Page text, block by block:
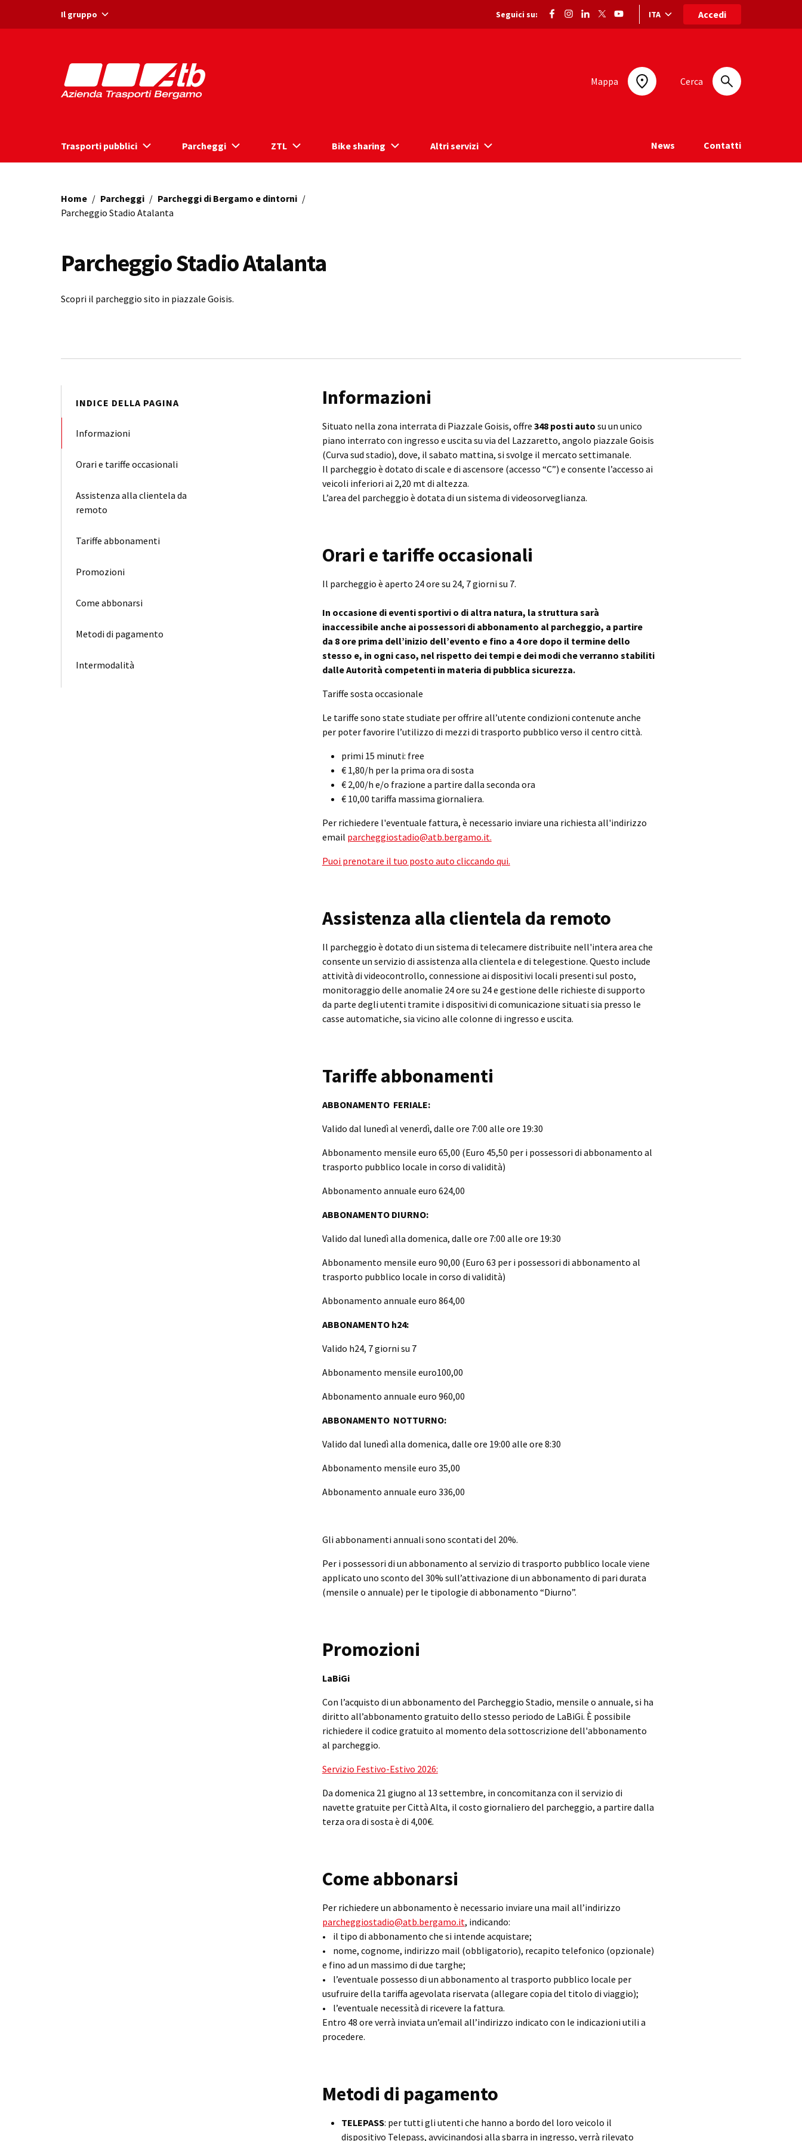
Il gruppo Seguici su: Selezione lingua: lingua selezionata
ITA Accedi
Mappa Cerca
Trasporti pubblici Parcheggi ZTL Bike sharing Altri servizi News Contatti
Home / Parcheggi / Parcheggi di Bergamo e dintorni /
Parcheggio Stadio Atalanta
Parcheggio Stadio Atalanta
Scopri il parcheggio sito in piazzale Goisis.
INDICE DELLA PAGINA
Informazioni
Orari e tariffe occasionali
Assistenza alla clientela da
remoto
Tariffe abbonamenti
Promozioni
Come abbonarsi
Metodi di pagamento
Intermodalità
Informazioni
Situato nella zona interrata di Piazzale Goisis, offre 348 posti auto su un unico
piano interrato con ingresso e uscita su via del Lazzaretto, angolo piazzale Goisis
(Curva sud stadio), dove, il sabato mattina, si svolge il mercato settimanale.
Il parcheggio è dotato di scale e di ascensore (accesso “C”) e consente l’accesso ai
veicoli inferiori ai 2,20 mt di altezza.
L’area del parcheggio è dotata di un sistema di videosorveglianza.
Orari e tariffe occasionali
Il parcheggio è aperto 24 ore su 24, 7 giorni su 7.
In occasione di eventi sportivi o di altra natura, la struttura sarà
inaccessibile anche ai possessori di abbonamento al parcheggio, a partire
da 8 ore prima dell’inizio dell’evento e fino a 4 ore dopo il termine dello
stesso e, in ogni caso, nel rispetto dei tempi e dei modi che verranno stabiliti
dalle Autorità competenti in materia di pubblica sicurezza.
Tariffe sosta occasionale
Le tariffe sono state studiate per offrire all’utente condizioni contenute anche
per poter favorire l’utilizzo di mezzi di trasporto pubblico verso il centro città.
primi 15 minuti: free
€ 1,80/h per la prima ora di sosta
€ 2,00/h e/o frazione a partire dalla seconda ora
€ 10,00 tariffa massima giornaliera.
Per richiedere l'eventuale fattura, è necessario inviare una richiesta all'indirizzo
email parcheggiostadio@atb.bergamo.it.
Puoi prenotare il tuo posto auto cliccando qui.
Assistenza alla clientela da remoto
Il parcheggio è dotato di un sistema di telecamere distribuite nell'intera area che
consente un servizio di assistenza alla clientela e di telegestione. Questo include
attività di videocontrollo, connessione ai dispositivi locali presenti sul posto,
monitoraggio delle anomalie 24 ore su 24 e gestione delle richieste di supporto
da parte degli utenti tramite i dispositivi di comunicazione situati sia presso le
casse automatiche, sia vicino alle colonne di ingresso e uscita.
Tariffe abbonamenti
ABBONAMENTO FERIALE:
Valido dal lunedì al venerdì, dalle ore 7:00 alle ore 19:30
Abbonamento mensile euro 65,00 (Euro 45,50 per i possessori di abbonamento al
trasporto pubblico locale in corso di validità)
Abbonamento annuale euro 624,00
ABBONAMENTO DIURNO:
Valido dal lunedì alla domenica, dalle ore 7:00 alle ore 19:30
Abbonamento mensile euro 90,00 (Euro 63 per i possessori di abbonamento al
trasporto pubblico locale in corso di validità)
Abbonamento annuale euro 864,00
ABBONAMENTO h24:
Valido h24, 7 giorni su 7
Abbonamento mensile euro100,00
Abbonamento annuale euro 960,00
ABBONAMENTO NOTTURNO:
Valido dal lunedì alla domenica, dalle ore 19:00 alle ore 8:30
Abbonamento mensile euro 35,00
Abbonamento annuale euro 336,00
Gli abbonamenti annuali sono scontati del 20%.
Per i possessori di un abbonamento al servizio di trasporto pubblico locale viene
applicato uno sconto del 30% sull’attivazione di un abbonamento di pari durata
(mensile o annuale) per le tipologie di abbonamento “Diurno”.
Promozioni
LaBiGi
Con l’acquisto di un abbonamento del Parcheggio Stadio, mensile o annuale, si ha
diritto all’abbonamento gratuito dello stesso periodo de LaBiGi. È possibile
richiedere il codice gratuito al momento dela sottoscrizione dell'abbonamento
al parcheggio.
Servizio Festivo-Estivo 2026:
Da domenica 21 giugno al 13 settembre, in concomitanza con il servizio di
navette gratuite per Città Alta, il costo giornaliero del parcheggio, a partire dalla
terza ora di sosta è di 4,00€.
Come abbonarsi
Per richiedere un abbonamento è necessario inviare una mail all’indirizzo
parcheggiostadio@atb.bergamo.it, indicando:
• il tipo di abbonamento che si intende acquistare;
• nome, cognome, indirizzo mail (obbligatorio), recapito telefonico (opzionale)
e fino ad un massimo di due targhe;
• l’eventuale possesso di un abbonamento al trasporto pubblico locale per
usufruire della tariffa agevolata riservata (allegare copia del titolo di viaggio);
• l’eventuale necessità di ricevere la fattura.
Entro 48 ore verrà inviata un’email all’indirizzo indicato con le indicazioni utili a
procedere.
Metodi di pagamento
TELEPASS: per tutti gli utenti che hanno a bordo del loro veicolo il
dispositivo Telepass, avvicinandosi alla sbarra in ingresso, verrà rilevato